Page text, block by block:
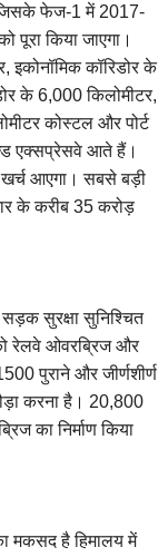
जिसके फेज-1 में 2017-
किया जाएगा।
इकोनॉमिक कॉरिडोर के
के 6,000 किलोमीटर,
कोस्टल और पोर्ट
एक्सप्रेसवे आते हैं।
आएगा। सबसे बड़ी
के करीब 35 करोड़
सुरक्षा सुनिश्चित
रेलवे ओवरब्रिज और
पुराने और जीर्णशीर्ण
करना है। 20,800
का निर्माण किया
मकसद है हिमालय में